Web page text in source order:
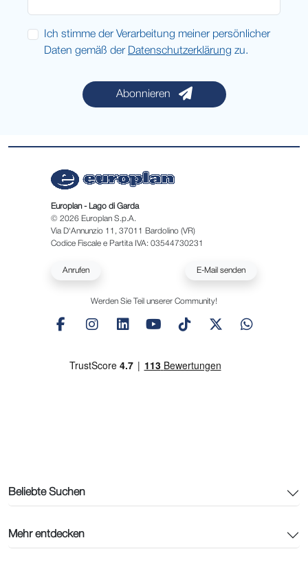
Ich stimme der Verarbeitung meiner persönlicher
Daten gemäß der Datenschutzerklärung zu.
Abonnieren
Beliebte Suchen
Mehr entdecken
Europlan - Lago di Garda
© 2026 Europlan S.p.A.
Via D'Annunzio 11, 37011 Bardolino (VR)
Codice Fiscale e Partita IVA: 03544730231
Anrufen E-Mail senden
Werden Sie Teil unserer Community!